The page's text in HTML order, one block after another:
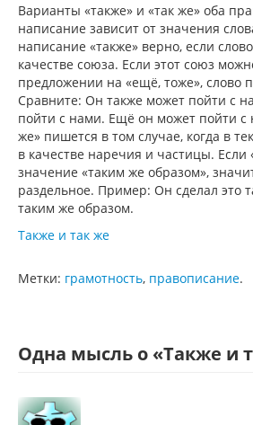
Варианты «также» и «так же» оба
написание зависит от значения
написание «также» верно, если
качестве союза. Если этот союз
предложении на «ещё, тоже», слово
Сравните: Он также может пойти с
пойти с нами. Ещё он может пойти с
же» пишется в том случае, когда в
в качестве наречия и частицы. Если
значение «таким же образом»,
раздельное. Пример: Он сделал это
таким же образом.
Также и так же
Метки: грамотность, правописание.
Одна мысль о «Также и